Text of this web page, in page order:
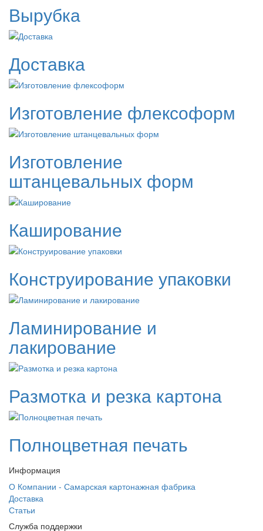
Вырубка
Доставка
Изготовление флексоформ
Изготовление
штанцевальных форм
Каширование
Конструирование упаковки
Ламинирование и
лакирование
Размотка и резка картона
Полноцветная печать
Информация
О Компании - Самарская картонажная фабрика
Доставка
Статьи
Служба поддержки